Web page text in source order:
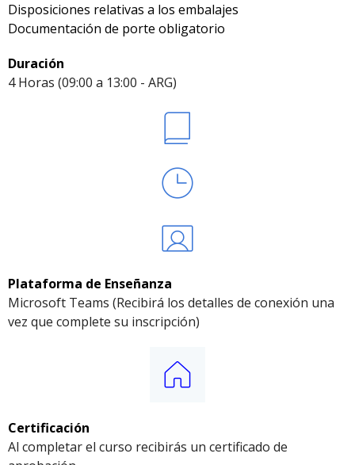
Disposiciones relativas a los embalajes
Documentación de porte obligatorio
Duración
4 Horas (09:00 a 13:00 - ARG)
Plataforma de Enseñanza
Microsoft Teams (Recibirá los detalles de conexión una
vez que complete su inscripción)
Certificación
Al completar el curso recibirás un certificado de